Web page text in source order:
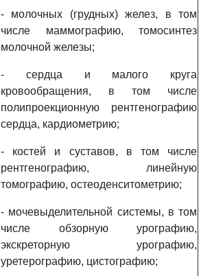
- молочных (грудных) желез, в том
числе маммографию, томосинтез
молочной железы;
- сердца и малого круга
кровообращения, в том числе
полипроекционную рентгенографию
сердца, кардиометрию;
- костей и суставов, в том числе
рентгенографию, линейную
томографию, остеоденситометрию;
- мочевыделительной системы, в том
числе обзорную урографию,
экскреторную урографию,
уретерографию, цистографию;